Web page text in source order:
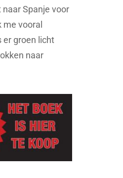
Spanje voor
vooral
er groen licht
naar